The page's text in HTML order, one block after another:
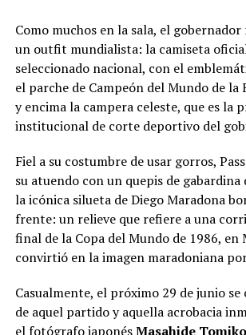
Como muchos en la sala, el
un outfit mundialista: la camiseta
seleccionado nacional, con el
el parche de Campeón del Mundo de la
y encima la campera celeste, que es la
institucional de corte deportivo del
Fiel a su costumbre de usar gorros,
su atuendo con un quepis de gabardina
la icónica silueta de Diego Maradona
frente: un relieve que refiere a una
final de la Copa del Mundo de 1986, en
convirtió en la imagen maradoniana
Casualmente, el próximo 29 de junio
de aquel partido y aquella acrobacia
el fotógrafo japonésMasahide